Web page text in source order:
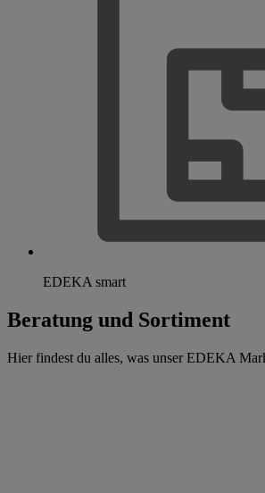
EDEKA smart
Beratung und Sortiment
Hier findest du alles, was unser EDEKA